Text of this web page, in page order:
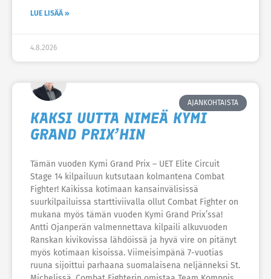
LUE LISÄÄ »
4.8.2026
AJANKOHTAISTA
KAKSI UUTTA NIMEÄ KYMI
GRAND PRIX’HIN
Tämän vuoden Kymi Grand Prix – UET Elite Circuit
Stage 14 kilpailuun kutsutaan kolmantena Combat
Fighter! Kaikissa kotimaan kansainvälisissä
suurkilpailuissa starttiviivalla ollut Combat Fighter on
mukana myös tämän vuoden Kymi Grand Prix’ssa!
Antti Ojanperän valmennettava kilpaili alkuvuoden
Ranskan kivikovissa lähdöissä ja hyvä vire on pitänyt
myös kotimaan kisoissa. Viimeisimpänä 7-vuotias
ruuna sijoittui parhaana suomalaisena neljänneksi St.